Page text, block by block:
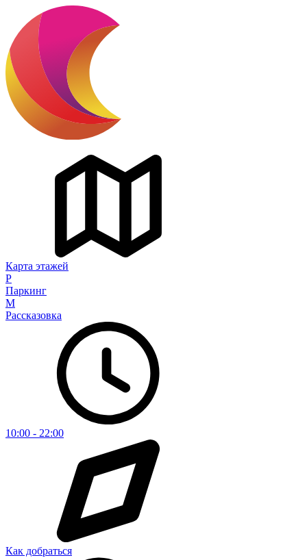
Карта этажей
P
Паркинг
M
Рассказовка
10:00 - 22:00
Как добраться